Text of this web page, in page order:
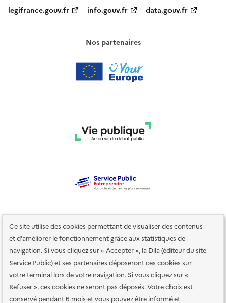
Ce site utilise des cookies permettant de visualiser des contenus
et d'améliorer le fonctionnement grâce aux statistiques de
navigation. Si vous cliquez sur « Accepter », la Dila (éditeur du site
Service Public) et ses partenaires déposeront ces cookies sur
votre terminal lors de votre navigation. Si vous cliquez sur «
Refuser », ces cookies ne seront pas déposés. Votre choix est
conservé pendant 6 mois et vous pouvez être informé et
legifrance.gouv.fr
info.gouv.fr data.gouv.fr
Nos partenaires
Plan du site Accessibilité : totalement conforme
Accessibilité des
services en ligne
Mentions légales Données personnelles et sécurité